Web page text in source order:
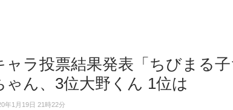
ャラ投票結果発表「ちびまる
ゃん、3位大野くん 1位は
年1月19日 21時22分